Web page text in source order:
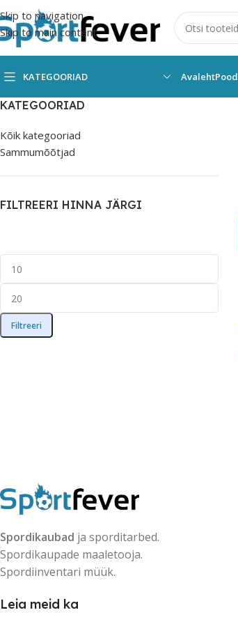
Skip to navigation
Skip to main content
KATEGOORIAD AvalehtPood
KATEGOORIAD
Kõik kategooriad
Sammumõõtjad
FILTREERI HINNA JÄRGI
Filtreeri
Spordikaubad ja sporditarbed.
Spordikaupade maaletooja.
Spordiinventari müük.
Leia meid ka